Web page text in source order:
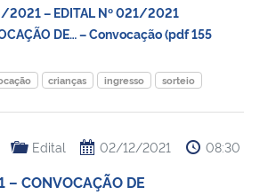
– EDITAL Nº 021/2021
DE… – Convocação (pdf 155
crianças ingresso sorteio
Edital 02/12/2021 08:30
CONVOCAÇÃO DE